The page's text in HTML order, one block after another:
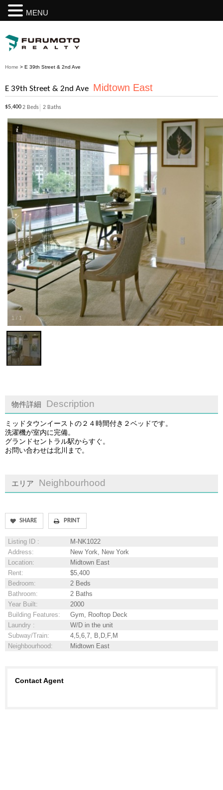
Home > E 39th Street & 2nd Ave
E 39th Street & 2nd Ave Midtown East
$5,4002 Beds 2 Baths
1 / 1
物件詳細 Description
ミッドタウンイーストの２４時間付き２ベッドです。
洗濯機が室内に完備。
グランドセントラル駅からすぐ。
お問い合わせは北川まで。
エリア Neighbourhood
SHARE
Listing ID :
M-NK1022
Address:
New York, New York
Location:
Midtown East
Rent:
$5,400
Bedroom:
2 Beds
Bathroom:
2 Baths
Year Built:
2000
Building Features:
Gym, Rooftop Deck
Laundry :
W/D in the unit
Subway/Train:
4,5,6,7, B,D,F,M
Neighbourhood : Midtown East
Contact Agent
MENU